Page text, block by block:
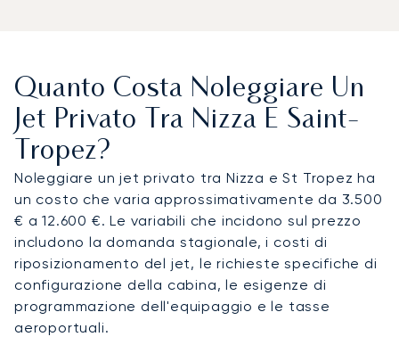
Quanto Costa Noleggiare Un
Jet Privato Tra Nizza E Saint-
Tropez?
Noleggiare un jet privato tra Nizza e St Tropez ha
un costo che varia approssimativamente da 3.500
€ a 12.600 €. Le variabili che incidono sul prezzo
includono la domanda stagionale, i costi di
riposizionamento del jet, le richieste specifiche di
configurazione della cabina, le esigenze di
programmazione dell'equipaggio e le tasse
aeroportuali.